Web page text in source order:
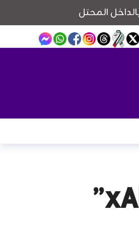
السعودية تقود ثورة الحوسبة.. “هيوماين” و”xAI”